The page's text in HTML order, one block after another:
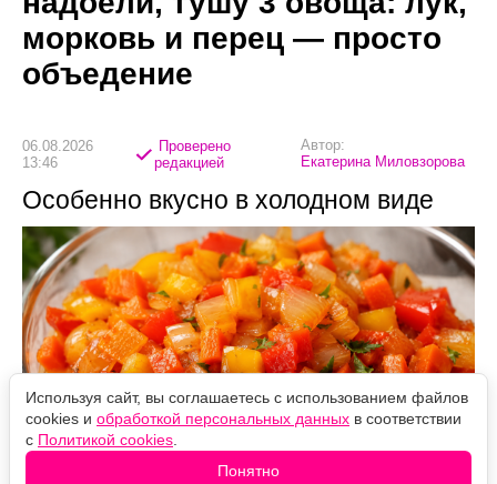
морковь и перец — просто
объедение
06.08.2026
13:46
Проверено
редакцией
Автор:
Екатерина Миловзорова
Особенно вкусно в холодном виде
Используя сайт, вы соглашаетесь с использованием файлов
cookies и обработкой персональных данных в соответствии
с Политикой cookies
Понятно